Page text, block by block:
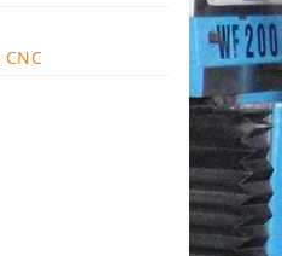
CNC